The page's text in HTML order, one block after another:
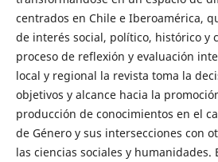
centrados en Chile e Iberoamérica,
de interés social, político, histórico y
proceso de reflexión y evaluación
local y regional la revista toma la
objetivos y alcance hacia la
producción de conocimientos en el
de Género y sus intersecciones con
las ciencias sociales y humanidades.